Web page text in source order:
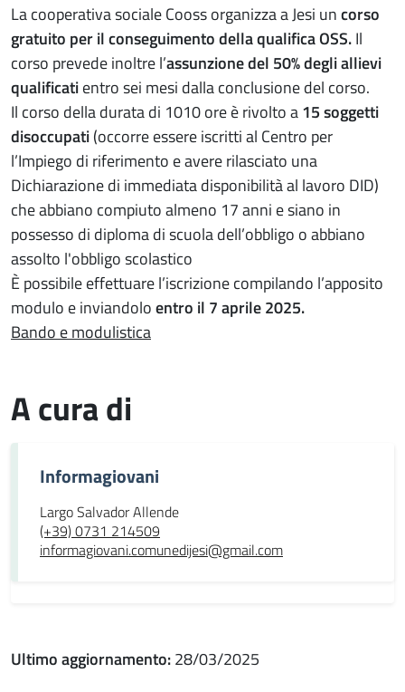
La cooperativa sociale Cooss organizza a Jesi uncorso
gratuito per il conseguimento della qualifica OSS.Il
corso prevede inoltre l’assunzione del 50% degli allievi
qualificatientro sei mesi dalla conclusione del corso.
Il corso della durata di 1010 ore è rivolto a15 soggetti
disoccupati(occorre essere iscritti al Centro per
l’Impiego di riferimento e avere rilasciato una
Dichiarazione di immediata disponibilità al lavoro DID)
che abbiano compiuto almeno 17 anni e siano in
possesso di diploma di scuola dell’obbligo o abbiano
assolto l'obbligo scolastico
È possibile effettuare l’iscrizione compilando l’apposito
modulo e inviandoloentro il 7 aprile 2025.
Bando e modulistica
A cura di
Informagiovani
Largo Salvador Allende
(+39) 0731 214509
informagiovani.comunedijesi@gmail.com
Ultimo aggiornamento:28/03/2025